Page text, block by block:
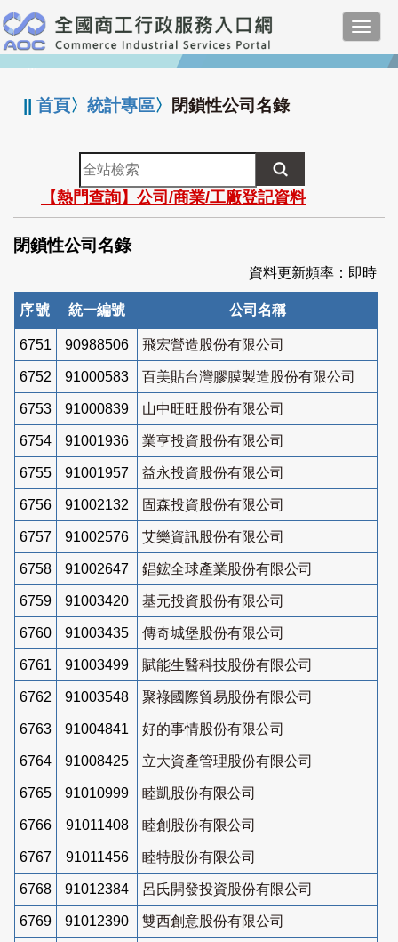
跳
到
主
要
:::
||首頁〉統計專區〉 閉鎖性公司名錄
全
站
檢
索
【熱門查詢】公司/商業/工廠登記資料
閉鎖性公司名錄
資料更新頻率：即時
序號 統一編號 公司名稱
6751 90988506 飛宏營造股份有限公司
6752 91000583 百美貼台灣膠膜製造股份有限公司
6753 91000839 山中旺旺股份有限公司
6754 91001936 業亨投資股份有限公司
6755 91001957 益永投資股份有限公司
6756 91002132 固森投資股份有限公司
6757 91002576 艾樂資訊股份有限公司
6758 91002647 錩鋐全球產業股份有限公司
6759 91003420 基元投資股份有限公司
6760 91003435 傳奇城堡股份有限公司
6761 91003499 賦能生醫科技股份有限公司
6762 91003548 聚祿國際貿易股份有限公司
6763 91004841 好的事情股份有限公司
6764 91008425 立大資產管理股份有限公司
6765 91010999 睦凱股份有限公司
6766 91011408 睦創股份有限公司
6767 91011456 睦特股份有限公司
6768 91012384 呂氏開發投資股份有限公司
6769 91012390 雙西創意股份有限公司